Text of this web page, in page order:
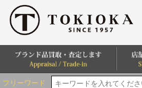
フリーワード